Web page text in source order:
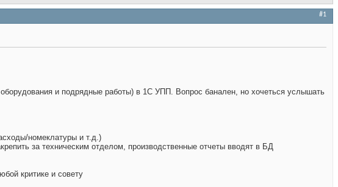
#1
и подрядные работы) в 1С УПП. Вопрос банален, но хочеться услышать
номеклатуры и т.д.)
за техническим отделом, производственные отчеты вводят в БД
критике и совету